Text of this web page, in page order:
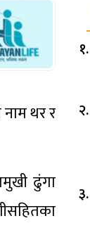
नाम थर र
ढुंगा